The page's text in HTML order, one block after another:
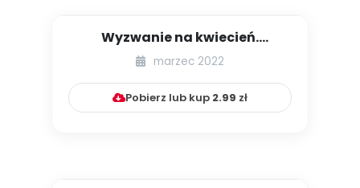
Wyzwanie na kwiecień.
Przystanek wędrującej książki...
marzec 2022
Pobierz lub kup 2.99 zł